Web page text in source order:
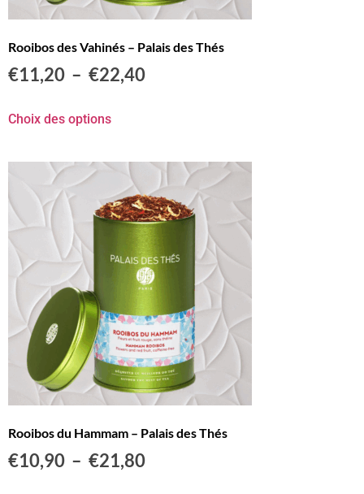
Rooibos des Vahinés – Palais des Thés
€11,20 – €22,40
Choix des options
Rooibos du Hammam – Palais des Thés
€10,90 – €21,80